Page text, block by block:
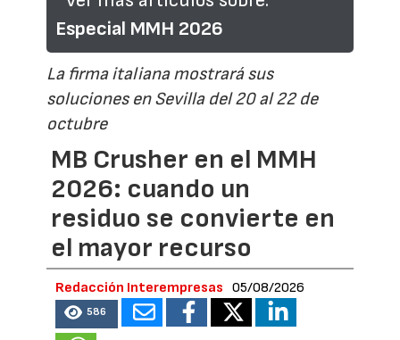
Especial MMH 2026
La firma italiana mostrará sus
soluciones en Sevilla del 20 al 22 de
octubre
MB Crusher en el MMH
2026: cuando un
residuo se convierte en
el mayor recurso
Redacción Interempresas 05/08/2026
586